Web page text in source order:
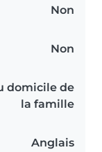
Non
Non
domicile de
la famille
Anglais